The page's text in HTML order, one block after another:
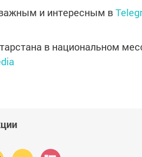
и интересным в
в национальном